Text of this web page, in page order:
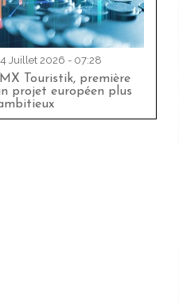
Juillet 2026 - 07:28
Touristik, première
projet européen plus